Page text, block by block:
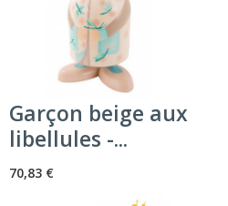
Garçon beige aux
libellules -...
70,83 €